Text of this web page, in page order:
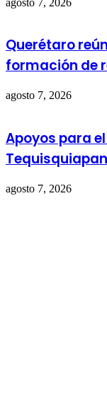
Querétaro
formación de
agosto 7, 2026
Apoyos para
Tequisquiapan
agosto 7, 2026